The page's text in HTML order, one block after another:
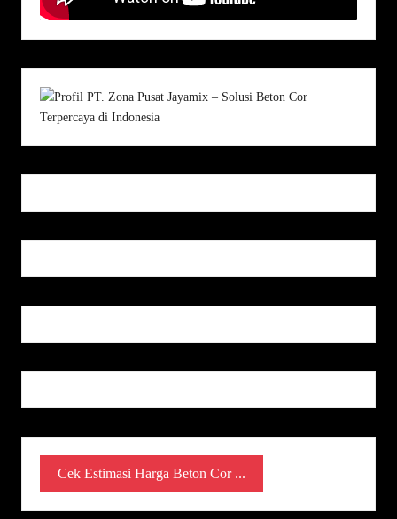
Cek Estimasi Harga Beton Cor ...